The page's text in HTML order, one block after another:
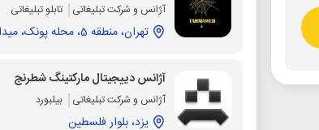
آژانس و شرکت تبلیغاتی تابلو تبلیغاتی
تهران، منطقه 5، محله پونک، میدان پونک
آژانس دییجیتال مارکتینگ شطرنج
آژانس و شرکت تبلیغاتی بیلبورد
یزد، بلوار فلسطین